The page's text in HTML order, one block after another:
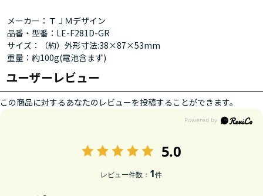
メーカー：ＴＪＭデザイン
品番・型番：LE-F281D-GR
サイズ：（約）外形寸法:38×87×53mm
重量：約100g(電池含まず)
ユーザーレビュー
この商品に対するあなたのレビューを投稿することができます。
5.0
レビュー件数： 1件